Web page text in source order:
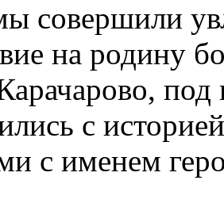
совершили
на родину
с
с именем